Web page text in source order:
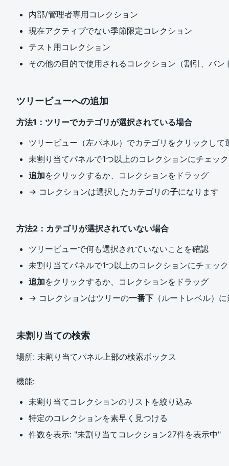
内部/管理者専用コレクション
現在アクティブでない季節限定コレクション
テスト用コレクション
その他の目的で使用されるコレクション（割引、バン
ツリービューへの追加
方法1：ツリーでカテゴリが選択されている場合
ツリービュー（左パネル）でカテゴリをクリックして
未割り当てパネルで1つ以上のコレクションにチェッ
追加をクリックするか、コレクションをドラッグ
→ コレクションは選択したカテゴリの子になります
方法2：カテゴリが選択されていない場合
ツリービューで何も選択されていないことを確認
未割り当てパネルで1つ以上のコレクションにチェッ
追加をクリックするか、コレクションをドラッグ
→ コレクションはツリーの一番下 （ルートレベル）
未割り当ての検索
場所: 未割り当てパネル上部の検索ボックス
機能:
未割り当てコレクションのリストを絞り込み
特定のコレクションを素早く見つける
件数を表示: "未割り当てコレクション27件を表示中"